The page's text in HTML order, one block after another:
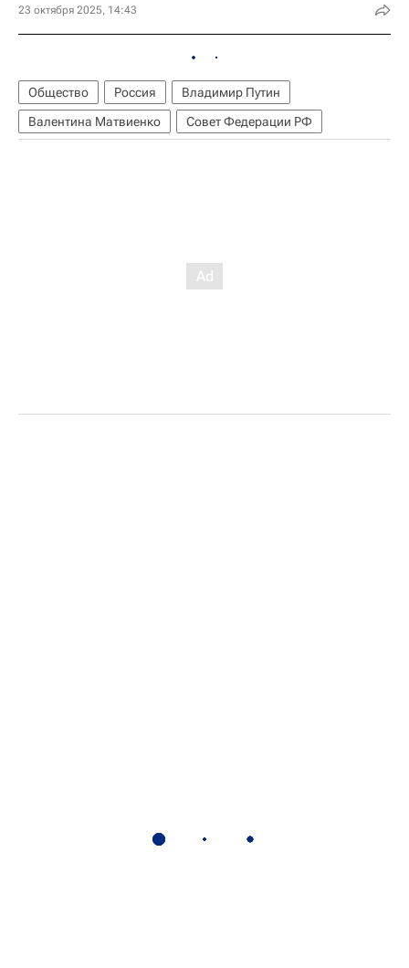
23 октября 2025, 14:43
Общество Россия
Владимир Путин
Валентина Матвиенко
Совет Федерации РФ